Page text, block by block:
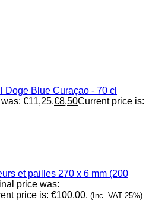
Doge Blue Curaçao - 70 cl
€11,25.€8,50Current price is:
et pailles 270 x 6 mm (200
price was:
price is: €100,00. (Inc. VAT 25%)